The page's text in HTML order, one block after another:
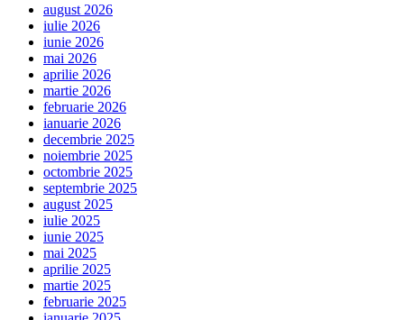
august 2026
iulie 2026
iunie 2026
mai 2026
aprilie 2026
martie 2026
februarie 2026
ianuarie 2026
decembrie 2025
noiembrie 2025
octombrie 2025
septembrie 2025
august 2025
iulie 2025
iunie 2025
mai 2025
aprilie 2025
martie 2025
februarie 2025